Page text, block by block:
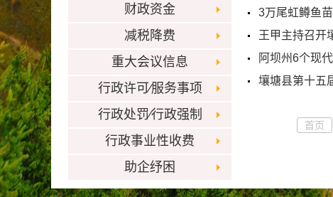
财政资金
减税降费
重大会议信息
行政许可⁄服务事项
行政处罚⁄行政强制
行政事业性收费
助企纾困
3万尾虹鳟鱼
王甲主持召开
阿坝州6个现
壤塘县第十五
首页